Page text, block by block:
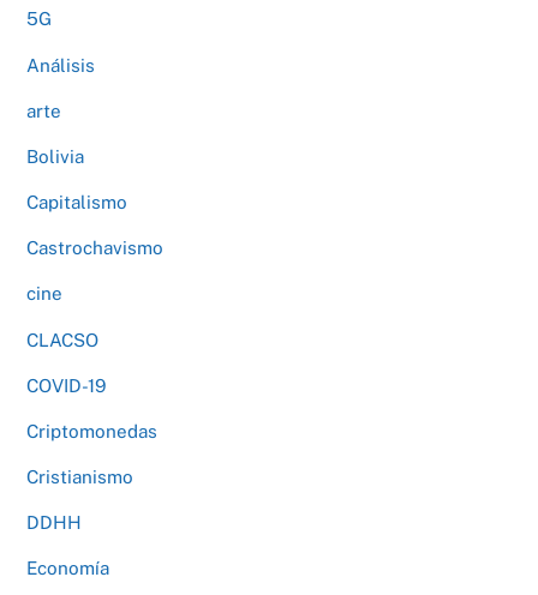
5G
Análisis
arte
Bolivia
Capitalismo
Castrochavismo
cine
CLACSO
COVID-19
Criptomonedas
Cristianismo
DDHH
Economía